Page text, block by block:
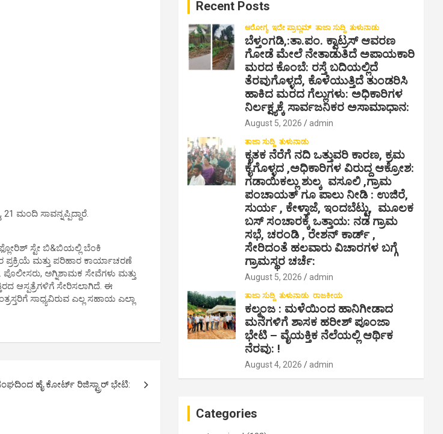
ಮಂದಿ ಸಾವನ್ನಪ್ಪಿದ್ದಾರೆ.
ಸ್ಟೇ ಬಿ&ಬಿಯಲ್ಲಿ ಬೆಂಕಿ
ಪ್ರಕ್ರಿಯೆ ಮತ್ತು ಪರಿಹಾರ ಕಾರ್ಯಾಚರಣೆ
ಅಗ್ನಿಶಾಮಕ ಸೇವೆಗಳು ಮತ್ತು
ಆಸ್ಪತ್ರೆಗಳಿಗೆ ಸೇರಿಸಲಾಗಿದೆ. ಈ
ಸಾಧ್ಯವಿರುವ ಎಲ್ಲ ಸಹಾಯ ಎಲ್ಲಾ
ಹೈ ಕೋರ್ಟ್ ರಿಜಿಸ್ಟ್ರಾರ್ ಭೇಟಿ:
Recent Posts
ಆರೋಗ್ಯ ಇದೇ ಪ್ರಾಬ್ಲಮ್ ತಾಜಾ ಸುದ್ದಿ ತುಳುನಾಡು
ಬೆಳ್ತಂಗಡಿ,:ತಾ.ಪಂ‌. ಕ್ವಾಟ್ರಸ್ ಆವರಣ
ಗೋಡೆ ಮೇಲೆ ನೇತಾಡುತಿದೆ ಅಪಾಯಕಾರಿ
ಮರದ ಕೊಂಬೆ: ರಸ್ತೆ ಬದಿಯಲ್ಲಿದೆ
ತೆರವುಗೊಳ್ಳದೆ, ಕೊಳೆಯುತ್ತಿದೆ ತುಂಡರಿಸಿ
ಹಾಕಿದ ಮರದ ಗೆಲ್ಲುಗಳು: ಅಧಿಕಾರಿಗಳ
ನಿರ್ಲಕ್ಷ್ಯಕ್ಕೆ ಸಾರ್ವಜನಿಕರ ಅಸಾಮಾಧಾನ:
August 5, 2026 admin
ತಾಜಾ ಸುದ್ದಿ ತುಳುನಾಡು
ಕೃತಕ ನೆರೆಗೆ ನದಿ ಒತ್ತುವರಿ ಕಾರಣ, ಕ್ರಮ
ಕೈಗೊಳ್ಳದ ,ಅಧಿಕಾರಿಗಳ ವಿರುದ್ದ ಆಕ್ರೋಶ:
ಗಡಾಯಿಕಲ್ಲು ಶುಲ್ಕ ವಸೂಲಿ ,ಗ್ರಾಮ
ಪಂಚಾಯತ್ ಗೂ ಪಾಲು ನೀಡಿ : ಉಜಿರೆ,
ಸುರ್ಯ , ಕೇಳ್ತಾಜೆ, ಇಂದಬೆಟ್ಟು, ಮೂಲಕ
ಬಸ್ ಸಂಚಾರಕ್ಕೆ ಒತ್ತಾಯ: ನಡ ಗ್ರಾಮ
ಸಭೆ, ಚರಂಡಿ , ರೇಶನ್ ಕಾರ್ಡ್ ,
ಸೇರಿದಂತೆ ಹಲವಾರು ವಿಚಾರಗಳ ಬಗ್ಗೆ
ಗ್ರಾಮಸ್ಥರ ಚರ್ಚೆ:
August 5, 2026 admin
ತಾಜಾ ಸುದ್ದಿ ತುಳುನಾಡು ರಾಜಕೀಯ
ಕಲ್ಮಂಜ : ಮಳೆಯಿಂದ ಹಾನಿಗೀಡಾದ
ಮನೆಗಳಿಗೆ ಶಾಸಕ ಹರೀಶ್ ಪೂಂಜಾ
ಭೇಟಿ – ವೈಯಕ್ತಿಕ ನೆಲೆಯಲ್ಲಿ ಆರ್ಥಿಕ‌
ನೆರವು: !
August 4, 2026 admin
Categories